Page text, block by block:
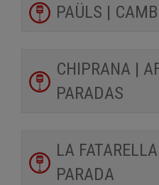
PAÜLS |
CHIPRANA |
PARADAS
LA
PARADA